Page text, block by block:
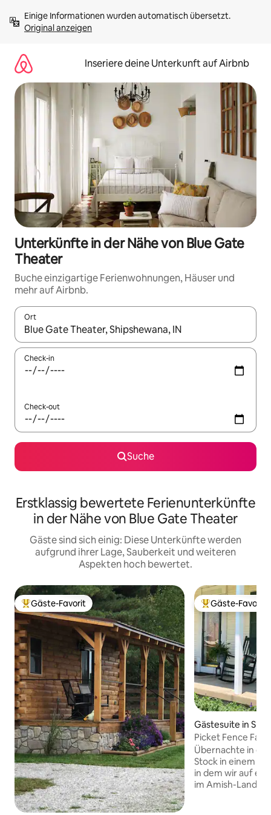
Inhalten
springenOriginal anzeigen
Inseriere deine Unterkunft auf Airbnb
Unterkünfte in der Nähe von Blue Gate
Theater
Buche einzigartige Ferienwohnungen, Häuser und
mehr auf Airbnb.
Ort
Wenn Ergebnisse verfügbar sind, navigiere mit den
Check-in
Check-out
Suche
Erstklassig bewertete Ferienunterkünfte
in der Nähe von Blue Gate Theater
Gäste sind sich einig: Diese Unterkünfte werden
aufgrund ihrer Lage, Sauberkeit und weiteren
Aspekten hoch bewertet.
Beliebter Gäste-Favorit.
Gäste-Favorit Beliebter Gäste-
Gäste-Favorit
Gästesuite in
Picket Fence
Übernachte in
Stock in einem
in dem wir auf
im Amish-Land wohnen.